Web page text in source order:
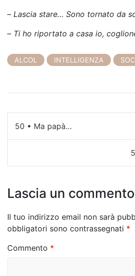
– Lascia stare… Sono tornato da
– Ti ho riportato a casa io,
ALCOL INTELLIGENZA
N
a
g
a
z
i
50 • Ma papà…
Lascia un commento
Il tuo indirizzo email non sarà
obbligatori sono contrassegnati *
Commento *